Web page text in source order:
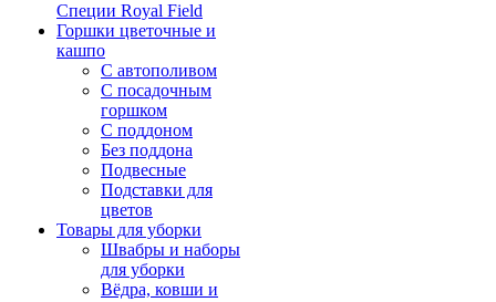
Специи Royal Field
Горшки цветочные и
кашпо
С автополивом
С посадочным
горшком
С поддоном
Без поддона
Подвесные
Подставки для
цветов
Товары для уборки
Швабры и наборы
для уборки
Вёдра, ковши и